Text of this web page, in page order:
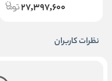
27,397,600
نظرات کاربران